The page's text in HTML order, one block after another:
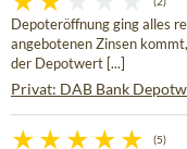
Depoteröffnung ging alles
angebotenen Zinsen
der Depotwert [...]
Privat: DAB Bank
(5)